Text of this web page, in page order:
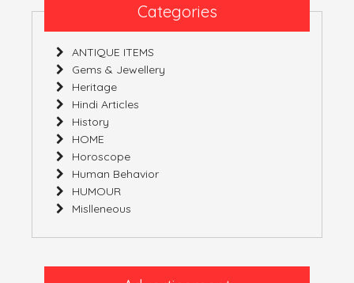
Categories
ANTIQUE ITEMS
Gems & Jewellery
Heritage
Hindi Articles
History
HOME
Horoscope
Human Behavior
HUMOUR
Mislleneous